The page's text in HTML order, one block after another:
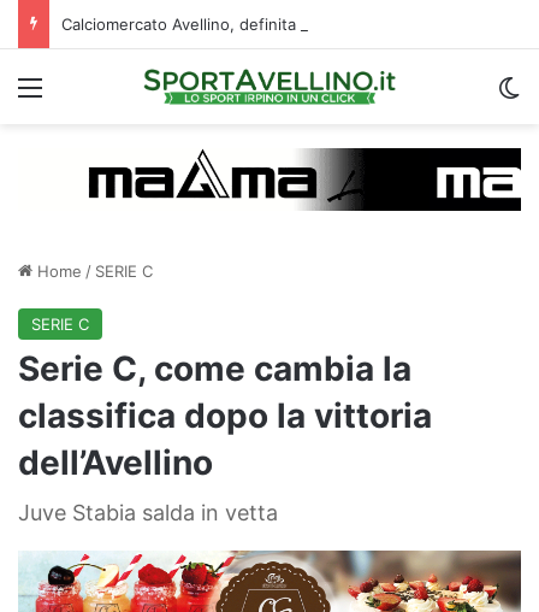
Menu
Home / SERIE C
SERIE C
Serie C, come cambia la
classifica dopo la vittoria
dell’Avellino
Juve Stabia salda in vetta